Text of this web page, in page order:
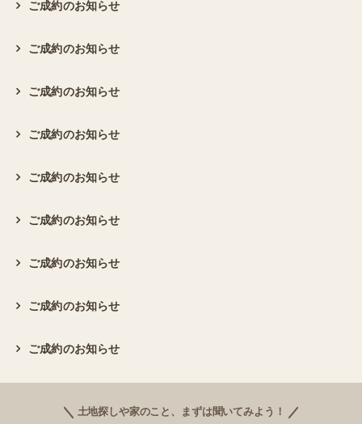
ご成約のお知らせ
ご成約のお知らせ
ご成約のお知らせ
ご成約のお知らせ
ご成約のお知らせ
ご成約のお知らせ
ご成約のお知らせ
ご成約のお知らせ
ご成約のお知らせ
土地探しや家のこと、まずは聞いてみよう！